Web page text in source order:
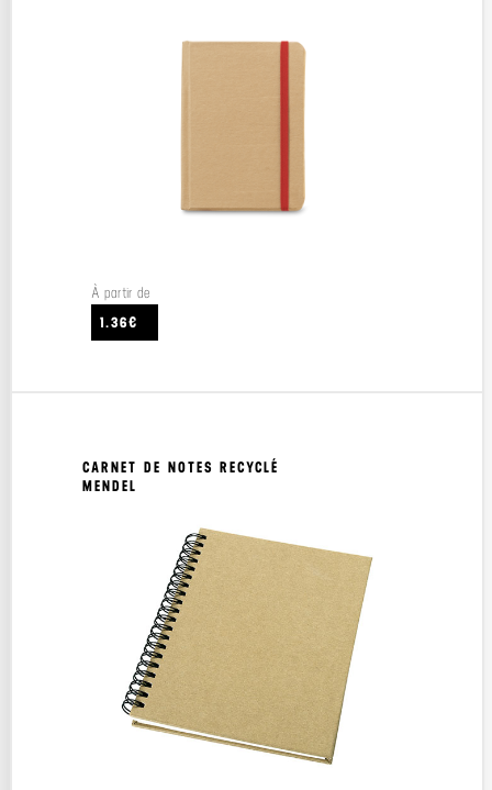
À partir de
1.36€
CARNET DE NOTES RECYCLÉ
MENDEL